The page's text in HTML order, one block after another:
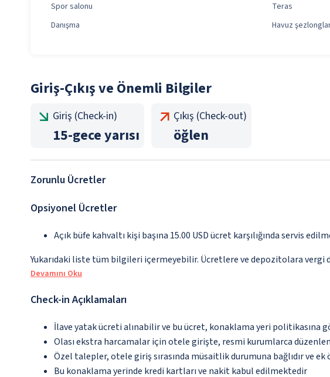
Spor salonu
Teras
Danışma
Havuz
Giriş-Çıkış ve Önemli Bilgiler
Giriş (Check-in)
15-gece yarısı
Çıkış (Check-out)
öğlen
Zorunlu Ücretler
Opsiyonel Ücretler
Açık büfe kahvaltı kişi başına 15.00 USD ücret karşılığında servis
Yukarıdaki liste tüm bilgileri içermeyebilir. Ücretlere ve depozitolara vergi
Devamını Oku
Check-in Açıklamaları
İlave yatak ücreti alınabilir ve bu ücret, konaklama yeri politikasına
Olası ekstra harcamalar için otele girişte, resmi kurumlarca
Özel talepler, otele giriş sırasında müsaitlik durumuna bağlıdır ve
Bu konaklama yerinde kredi kartları ve nakit kabul edilmektedir